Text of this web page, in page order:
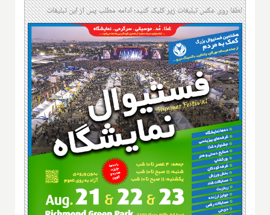
لطفا روی عکس تبلیغات زیر کلیک کنید؛ ادامه مطلب پس از این تبلیغات